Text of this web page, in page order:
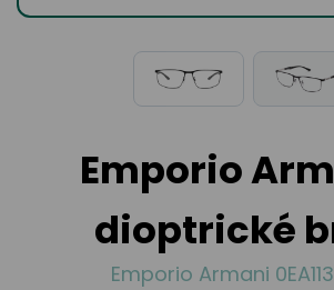
Emporio
dioptrické
Emporio Armani